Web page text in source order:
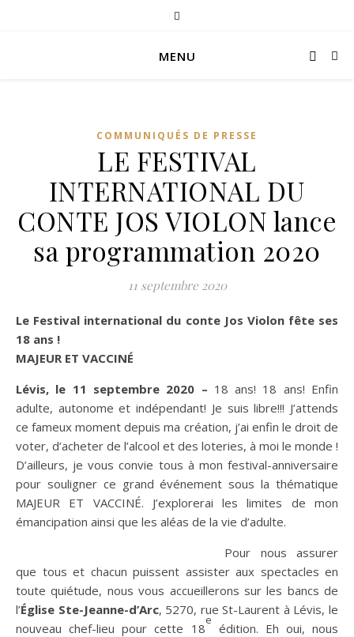
MENU
COMMUNIQUÉS DE PRESSE
LE FESTIVAL
INTERNATIONAL DU
CONTE JOS VIOLON lance
sa programmation 2020
11 septembre 2020
Le Festival international du conte Jos Violon fête ses
18 ans !
MAJEUR ET VACCINÉ
Lévis, le 11 septembre 2020 – 18 ans! 18 ans! Enfin
adulte, autonome et indépendant! Je suis libre!!! J’attends
ce fameux moment depuis ma création, j’ai enfin le droit de
voter, d’acheter de l’alcool et des loteries, à moi le monde !
D’ailleurs, je vous convie tous à mon festival-anniversaire
pour souligner ce grand événement sous la thématique
MAJEUR ET VACCINÉ. J’explorerai les limites de mon
émancipation ainsi que les aléas de la vie d’adulte.
Pour nous assurer
que tous et chacun puissent assister aux spectacles en
toute quiétude, nous vous accueillerons sur les bancs de
l’Église Ste-Jeanne-d’Arc, 5270, rue St-Laurent à Lévis, le
nouveau chef-lieu pour cette 18
e
édition. Eh oui, nous